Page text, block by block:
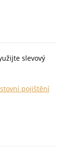
slevový
pojištění